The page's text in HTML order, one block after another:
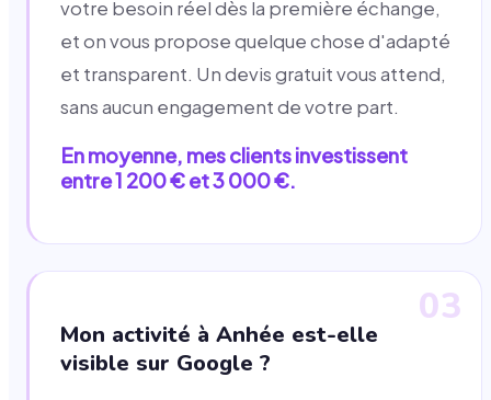
votre besoin réel dès la première échange,
et on vous propose quelque chose d'adapté
et transparent. Un devis gratuit vous attend,
sans aucun engagement de votre part.
En moyenne, mes clients investissent
entre 1 200 € et 3 000 €.
03
Mon activité à Anhée est-elle
visible sur Google ?